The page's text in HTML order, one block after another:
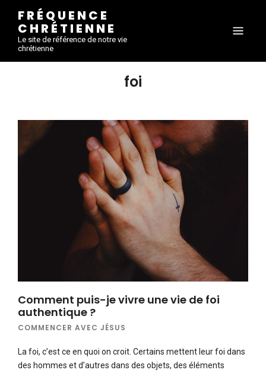
FRÉQUENCE
CHRÉTIENNE
Le site de référence de notre vie
chrétienne
foi
Comment puis-je vivre une vie de foi
authentique ?
COMMENCER AVEC JÉSUS
La foi, c’est ce en quoi on croit. Certains mettent leur foi dans
des hommes et d’autres dans des objets, des éléments